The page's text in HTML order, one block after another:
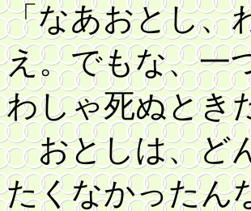
「なあおとし、
え。でもな、一
わしゃ死ぬとき
おとしは、ど
たくなかったん